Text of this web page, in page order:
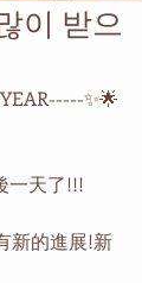
이 받으
✨🌟
一天了!!!
新的進展!新